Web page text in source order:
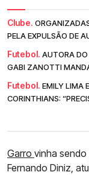
Clube.
PELA EXPULSÃO DE
Futebol. AUTORA DO
GABI ZANOTTI
Futebol. EMILY LIMA
CORINTHIANS:
Garro vinha
Fernando Diniz,